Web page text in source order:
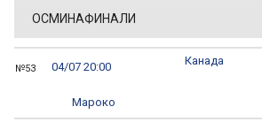
ОСМИНАФИНАЛИ
№53 04/07 20:00 Канада
Мароко